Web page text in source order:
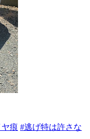
痕 #逃げ特は許さな